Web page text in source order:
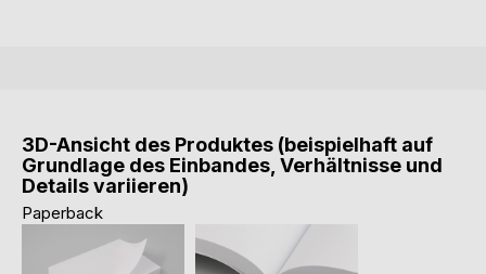
3D-Ansicht des Produktes (beispielhaft auf
Grundlage des Einbandes, Verhältnisse und
Details variieren)
Paperback